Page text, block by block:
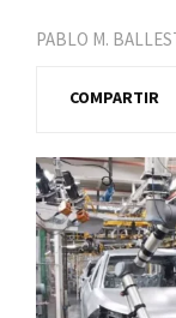
PABLO M.
COMPARTIR